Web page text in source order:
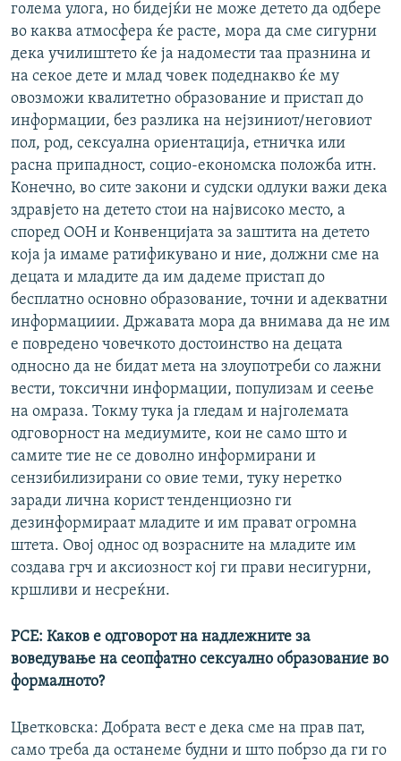
голема улога, но бидејќи не може детето да одбере
во каква атмосфера ќе расте, мора да сме сигурни
дека училиштето ќе ја надомести таа празнина и
на секое дете и млад човек подеднакво ќе му
овозможи квалитетно образование и пристап до
информации, без разлика на нејзиниот/неговиот
пол, род, сексуална ориентација, етничка или
расна припадност, социо-економска положба итн.
Конечно, во сите закони и судски одлуки важи дека
здравјето на детето стои на највисоко место, а
според ООН и Конвенцијата за заштита на детето
која ја имаме ратификувано и ние, должни сме на
децата и младите да им дадеме пристап до
бесплатно основно образование, точни и адекватни
информациии. Државата мора да внимава да не им
е повредено човечкото достоинство на децата
односно да не бидат мета на злоупотреби со лажни
вести, токсични информации, популизам и сеење
на омраза. Токму тука ја гледам и најголемата
одговорност на медиумите, кои не само што и
самите тие не се доволно информирани и
сензибилизирани со овие теми, туку неретко
заради лична корист тенденциозно ги
дезинформираат младите и им прават огромна
штета. Овој однос од возрасните на младите им
создава грч и аксиозност кој ги прави несигурни,
кршливи и несреќни.
РСЕ: Каков е одговорот на надлежните за
воведување на сеопфатно сексуално образование во
формалното?
Цветковска: Добрата вест е дека сме на прав пат,
само треба да останеме будни и што побрзо да ги го